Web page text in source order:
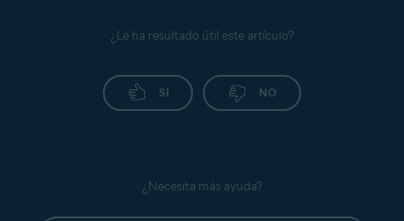
¿Le ha resultado útil este artículo?
SÍ NO
¿Necesita más ayuda?